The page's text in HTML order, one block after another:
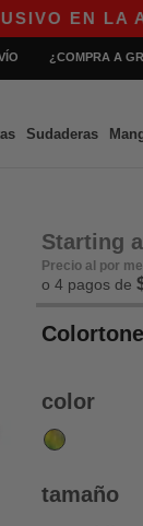
LA APP!
¿COMPRA A
Sudaderas
Starting
Precio al por
o 4 pagos de
Colortone
color
tamaño